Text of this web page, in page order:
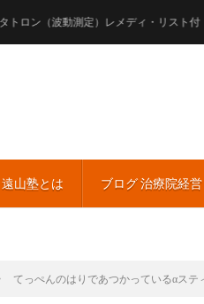
遠山塾とは ブログ 治療院経営
波動測定）レメディ・リスト付
てっぺんのはりであつかっているαステ